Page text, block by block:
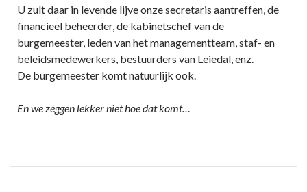
U zult daar in levende lijve onze secretaris aantreffen, de
financieel beheerder, de kabinetschef van de
burgemeester, leden van het managementteam, staf- en
beleidsmedewerkers, bestuurders van Leiedal, enz.
De burgemeester komt natuurlijk ook.
En we zeggen lekker niet hoe dat komt…